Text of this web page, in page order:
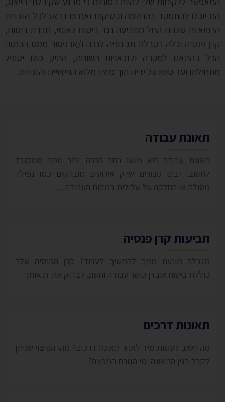
הם יוכלו להתמקד בהחלמה ובשיקום ואנחנו נדאג לכל הזכויות
הרפואיות שלהם החל מתביעה נגד ביטוח לאומי, חברת ביטוח,
קרן פנסיה וכלה בקבלת תג חניה לנכה ו/או פטור ממס הכנסה
הכל בהתאם למקרה ולזכאויות השונות, התיק כולו יטופל
מתחילתו ועד סופו על ידינו תוך מיצוי מלוא הפיצויים והזכויות.
תאונת עבודה
תאונת עבודה היא מושג רחב הרבה יותר ממה שמקובל
לחשוב. רבים סבורים שרק אירועים מובהקים כמו נפילה
מסולם או החלקה על שלולית במקום העבודה…
תביעות קרן פנסיה
מגבלה מונעת ממך להמשיך לעבוד? קרן הפנסיה שלך
כוללת ביטוח אובדן כושר עבודה וחשוב לבדוק את זכאותך
תאונות דרכים
מה חשוב לעשות מיד לאחר תאונת דרכים? מהו הפיצוי שניתן
לקבל בגין התאונה ומי הגורם המפצה?